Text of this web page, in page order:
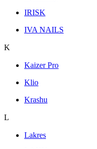
IRISK
IVA NAILS
K
Kaizer Pro
Klio
Krashu
L
Lakres